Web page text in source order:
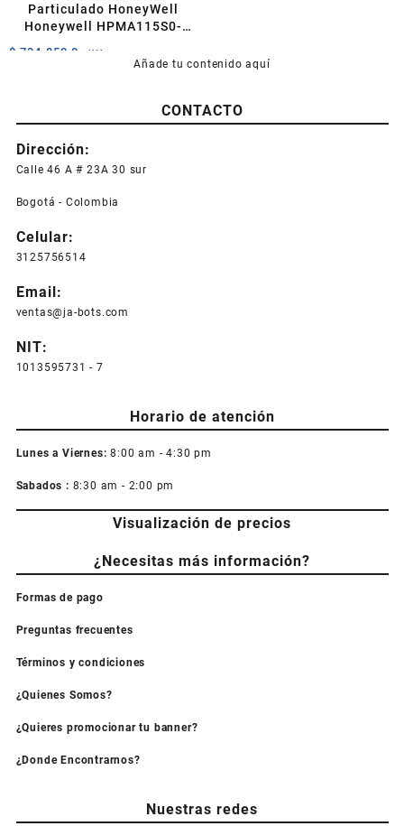
Particulado HoneyWell
Honeywell HPMA115S0-
$ 734.850,0 +IVA
Añade tu contenido aquí
CONTACTO
Dirección:
Calle 46 A # 23A 30 sur
Bogotá - Colombia
Celular:
3125756514
Email:
ventas@ja-bots.com
NIT:
1013595731 - 7
Horario de atención
Lunes a Viernes: 8:00 am - 4:30 pm
Sabados : 8:30 am - 2:00 pm
Visualización de precios
¿Necesitas más información?
Formas de pago
Preguntas frecuentes
Términos y condiciones
¿Quienes Somos?
¿Quieres promocionar tu banner?
¿Donde Encontrarnos?
Nuestras redes